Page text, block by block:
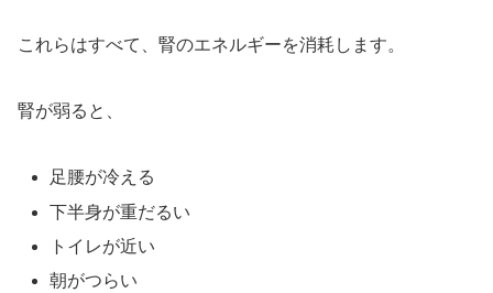
これらはすべて、腎のエネルギーを消耗します。
腎が弱ると、
足腰が冷える
下半身が重だるい
トイレが近い
朝がつらい